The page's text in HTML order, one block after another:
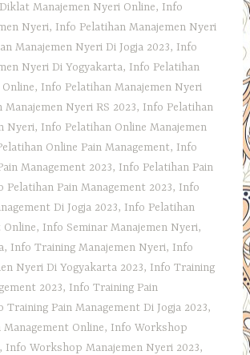
Manajemen Nyeri Online, Info
Nyeri, Info Pelatihan Manajemen Nyeri
Manajemen Nyeri Di Jogja 2023, Info
Nyeri Di Yogyakarta, Info Pelatihan
, Info Pelatihan Manajemen Nyeri
Nyeri RS 2023, Info Pelatihan
Nyeri, Info Pelatihan Online Manajemen
Online Pain Management, Info
Management 2023, Info Pelatihan Pain
Pelatihan Pain Management 2023, Info
Di Jogja 2023, Info Pelatihan
Online, Info Seminar Manajemen Nyeri,
, Info Training Manajemen Nyeri, Info
Nyeri Di Yogyakarta 2023, Info Training
2023, Info Training Pain
Training Pain Management Di Jogja 2023,
Online, Info Workshop
, Info Workshop Manajemen Nyeri 2023,